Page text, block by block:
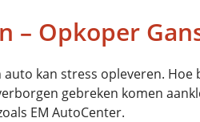
– Opkoper
auto kan stress opleveren.
gebreken komen
EM AutoCenter.